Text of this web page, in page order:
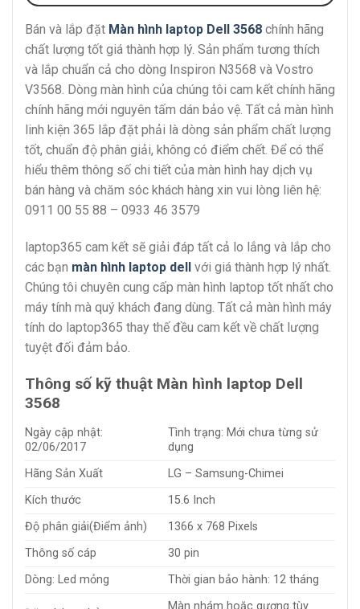
Bán và lắp đặt Màn hình laptop Dell 3568 chính hãng
chất lượng tốt giá thành hợp lý. Sản phẩm tương thích
và lắp chuẩn cả cho dòng Inspiron N3568 và Vostro
V3568. Dòng màn hình của chúng tôi cam kết chính hãng
chính hãng mới nguyên tấm dán bảo vệ. Tất cả màn hình
linh kiện 365 lắp đặt phải là dòng sản phẩm chất lượng
tốt, chuẩn độ phân giải, không có điểm chết. Để có thể
hiểu thêm thông số chi tiết của màn hình hay dịch vụ
bán hàng và chăm sóc khách hàng xin vui lòng liên hệ:
0911 00 55 88 – 0933 46 3579
laptop365 cam kết sẽ giải đáp tất cả lo lắng và lắp cho
các bạn màn hình laptop dell với giá thành hợp lý nhất.
Chúng tôi chuyên cung cấp màn hình laptop tốt nhất cho
máy tính mà quý khách đang dùng. Tất cả màn hình máy
tính do laptop365 thay thế đều cam kết về chất lượng
tuyệt đối đảm bảo.
Thông số kỹ thuật Màn hình laptop Dell
3568
Ngày cập nhật:
02/06/2017
Tình trạng: Mới chưa từng sử
dụng
Hãng Sản Xuất
LG – Samsung-Chimei
Kích thước
15.6 Inch
Độ phân giải(Điểm ảnh)
1366 x 768 Pixels
Thông số cáp
30 pin
Dòng: Led mỏng
Thời gian bảo hành: 12 tháng